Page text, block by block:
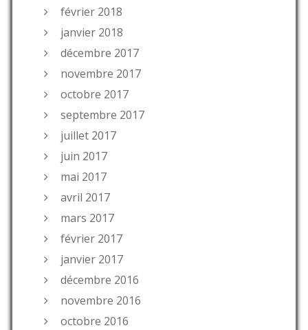
février 2018
janvier 2018
décembre 2017
novembre 2017
octobre 2017
septembre 2017
juillet 2017
juin 2017
mai 2017
avril 2017
mars 2017
février 2017
janvier 2017
décembre 2016
novembre 2016
octobre 2016